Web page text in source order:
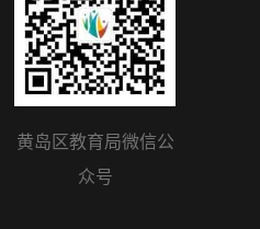
黄岛区教育局微信公
众号